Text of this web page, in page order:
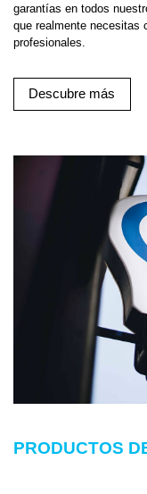
garantías en todos
que realmente necesitas
profesionales.
Descubre más
PRODUCTOS